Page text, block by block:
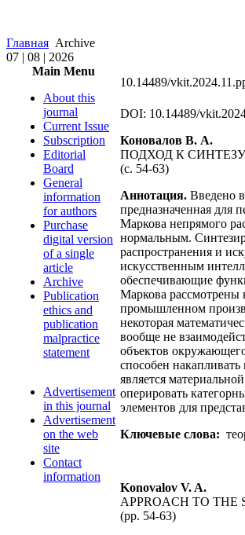
Главная Archive
07 | 08 | 2026
Main Menu
About this
journal
Current Issue
Subscription
Editorial
Board
General
information
for authors
Purchase
digital version
of a single
article
Archive
Publication
ethics and
publication
malpractice
statement
Advertisement
in this journal
Advertisement
on the web
site
Contact
information
10.14489/
DOI: 10.14489/
Коновалов В. А.
ПОДХОД К
(с. 54-63)
Аннотация. Введено
предназначенная для
Маркова непрямого
нормальным.
распространения и
искусственным
обеспечивающие
Маркова рассмотрены
промышленном
некоторая
вообще не
объектов
способен
является
оперировать
элементов для
Ключевые слова:
Konovalov V. A.
APPROACH TO THE
(pp. 54-63)